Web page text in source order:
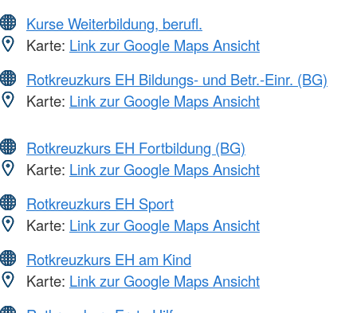
Kurse Weiterbildung, berufl.
Karte: Link zur Google Maps Ansicht
Rotkreuzkurs EH Bildungs- und Betr.-Einr. (BG)
Karte: Link zur Google Maps Ansicht
Rotkreuzkurs EH Fortbildung (BG)
Karte: Link zur Google Maps Ansicht
Rotkreuzkurs EH Sport
Karte: Link zur Google Maps Ansicht
Rotkreuzkurs EH am Kind
Karte: Link zur Google Maps Ansicht